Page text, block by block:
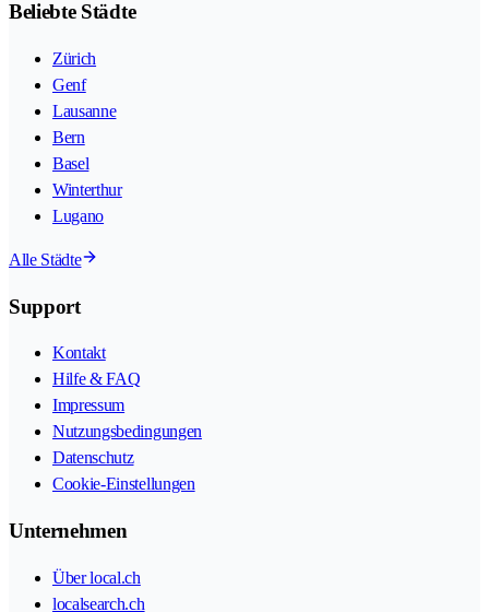
Beliebte Städte
Zürich
Genf
Lausanne
Bern
Basel
Winterthur
Lugano
Alle Städte
Support
Kontakt
Hilfe & FAQ
Impressum
Nutzungsbedingungen
Datenschutz
Cookie-Einstellungen
Unternehmen
Über local.ch
localsearch.ch